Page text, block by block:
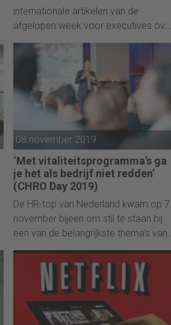
internationale artikelen van de
afgelopen week voor executives over
onder andere ‘compassionate
leadership’ en ‘corporate resilience’.
08 november 2019
‘Met vitaliteitsprogramma’s ga
je het als bedrijf niet redden’
(CHRO Day 2019)
De HR-top van Nederland kwam op 7
november bijeen om stil te staan bij
een van de belangrijkste thema’s van